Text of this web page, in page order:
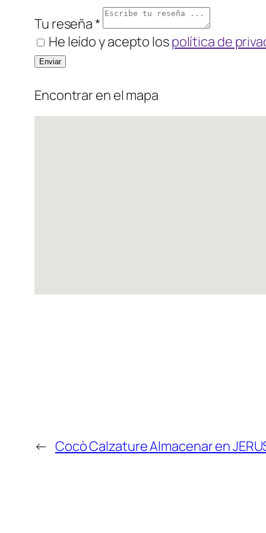
Tu reseña *
He leído y acepto lospolítica de
Encontrar en el mapa
← Cocò CalzatureAlmacenar en